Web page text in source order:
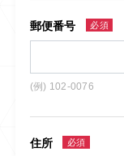
郵便番号 必須
(例) 102-0076
住所 必須